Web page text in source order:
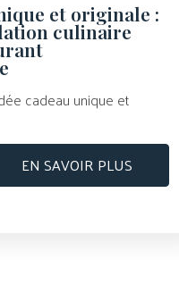
et originale :
culinaire
cadeau unique et
EN SAVOIR PLUS